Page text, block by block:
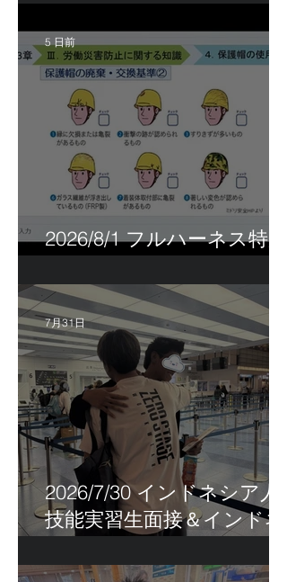
2026/8/1 フルハーネス特別
5 日前
2026/7/30 インドネシア人
技能実習生面接＆インドネ
7月31日